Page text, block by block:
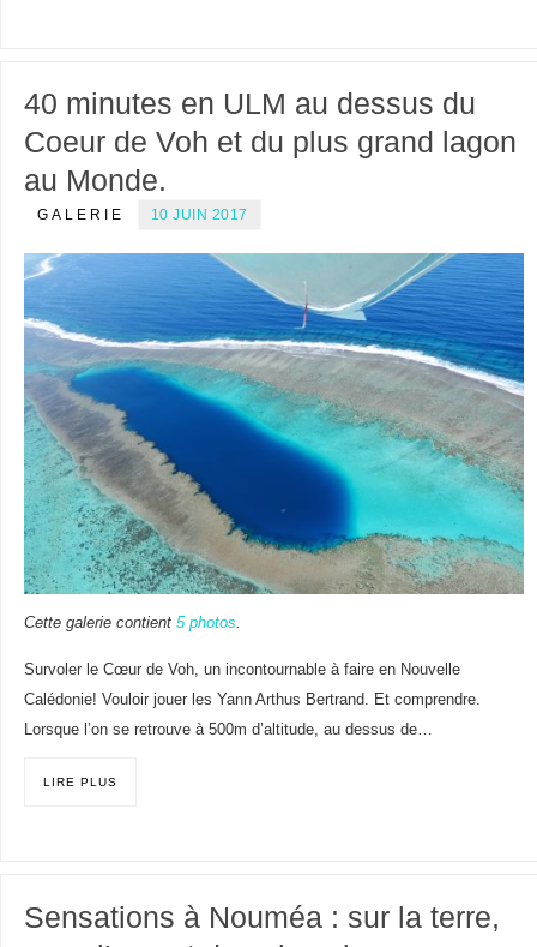
40 minutes en ULM au dessus du
Coeur de Voh et du plus grand lagon
au Monde.
GALERIE 10 JUIN 2017
Cette galerie contient 5 photos.
Survoler le Cœur de Voh, un incontournable à faire en Nouvelle
Calédonie! Vouloir jouer les Yann Arthus Bertrand. Et comprendre.
Lorsque l’on se retrouve à 500m d’altitude, au dessus de…
LIRE PLUS
Sensations à Nouméa : sur la terre,